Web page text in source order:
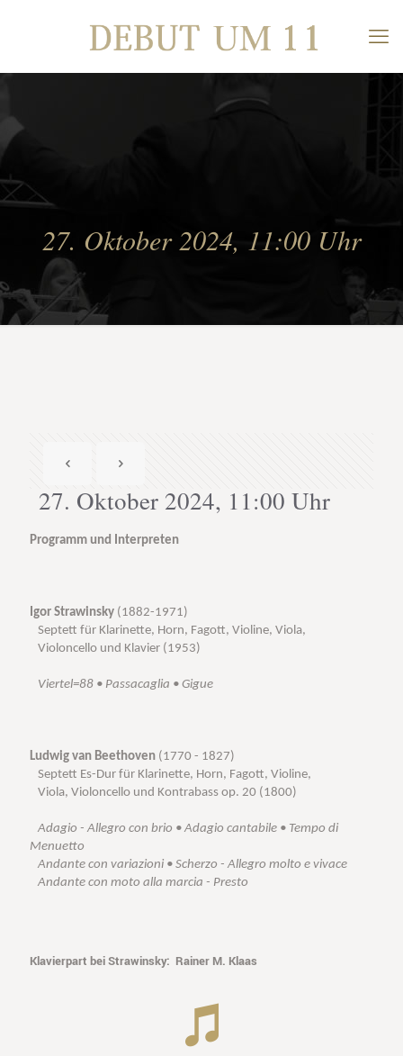
27. Oktober 2024, 11:00 Uhr
27. Oktober 2024, 11:00 Uhr
Programm und Interpreten
Igor Strawinsky (1882-1971)
Septett für Klarinette, Horn, Fagott, Violine, Viola,
Violoncello und Klavier (1953)
Viertel=88 • Passacaglia • Gigue
Ludwig van Beethoven (1770 - 1827)
Septett Es-Dur für Klarinette, Horn, Fagott, Violine,
Viola, Violoncello und Kontrabass op. 20 (1800)
Adagio - Allegro con brio • Adagio cantabile • Tempo di
Menuetto
Andante con variazioni • Scherzo - Allegro molto e vivace
Andante con moto alla marcia - Presto
Klavierpart bei Strawinsky: Rainer M. Klaas